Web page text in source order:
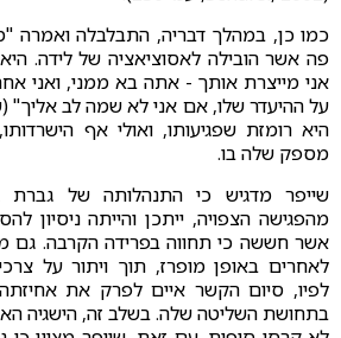
כמו כן, במהלך דבריה, התבלבלה ואמרה
פה אשר הובילה לאסוציאציה של לידה.
אני מייצרת אותך - אתה בא ממני, ואני
על ההיעדר שלו, אם אני לא שמה לב אליך"
היא רומזת שפגיעותו, ואולי אף
מספק שלה בו.
שייפר מדגיש כי התנהלותה של גברת
מהפגישה הצפויה, ייתכן והייתה ניסיון
אשר חששה כי תחווה בפרידה הקרבה. גם
לאחרים באופן מופרז, תוך ויתור על
לפיו, סיום הקשר איים לפרק את אחיזתה
בתחושת השליטה שלה. בשלב זה, הישגיה